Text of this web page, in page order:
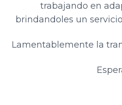
trabajando en
brindandoles un servicio
Lamentablemente la